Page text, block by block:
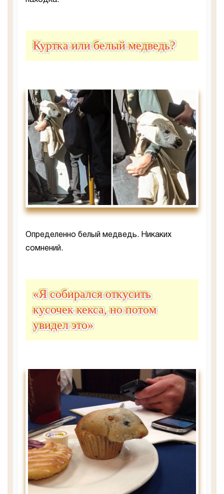
Куртка или белый медведь?
Определенно белый медведь. Никаких
сомнений.
«Я собирался откусить
кусочек кекса, но потом
увидел это»